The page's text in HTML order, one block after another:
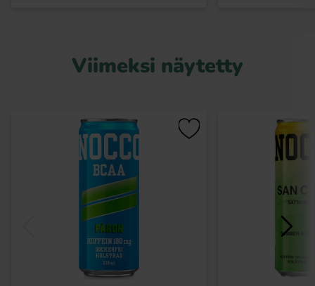
Viimeksi näytetty